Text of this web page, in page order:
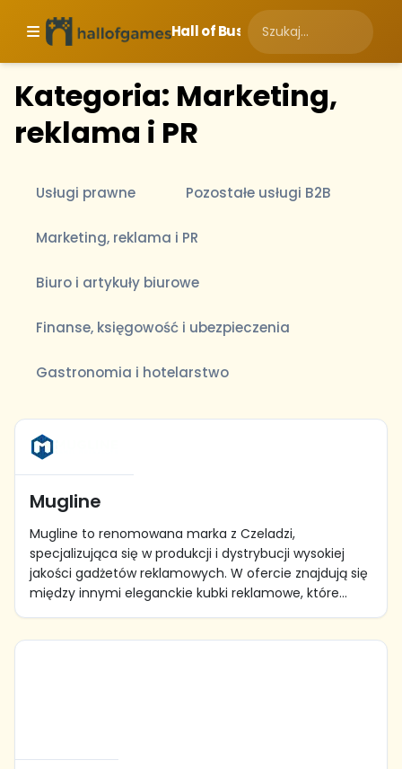
Hall of Business
Kategoria: Marketing,
reklama i PR
Usługi prawne Pozostałe usługi B2B
Marketing, reklama i PR
Biuro i artykuły biurowe
Finanse, księgowość i ubezpieczenia
Gastronomia i hotelarstwo
Mugline
Mugline to renomowana marka z Czeladzi,
specjalizująca się w produkcji i dystrybucji wysokiej
jakości gadżetów reklamowych. W ofercie znajdują się
między innymi eleganckie kubki reklamowe, które...